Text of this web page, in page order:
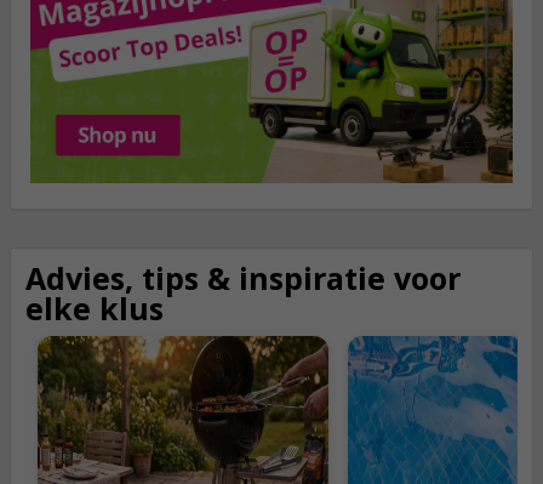
Advies, tips & inspiratie voor
elke klus